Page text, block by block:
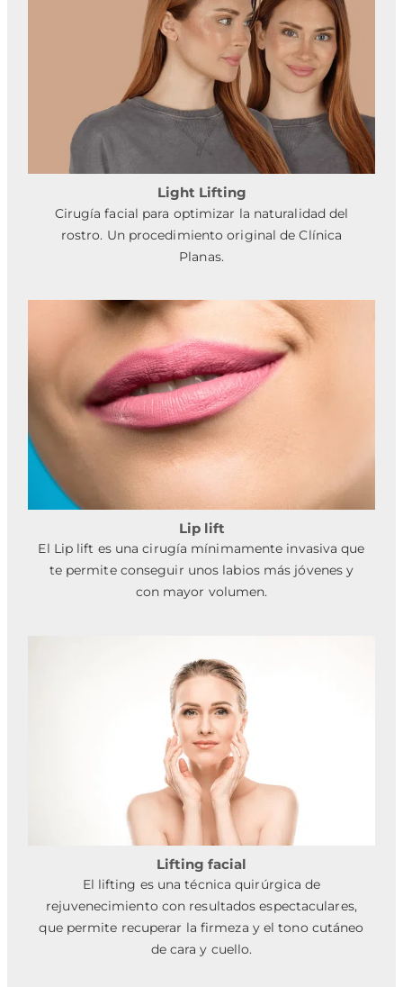
Light Lifting
Cirugía facial para optimizar la naturalidad del
rostro. Un procedimiento original de Clínica
Planas.
Lip lift
El Lip lift es una cirugía mínimamente invasiva que
te permite conseguir unos labios más jóvenes y
con mayor volumen.
Lifting facial
El lifting es una técnica quirúrgica de
rejuvenecimiento con resultados espectaculares,
que permite recuperar la firmeza y el tono cutáneo
de cara y cuello.